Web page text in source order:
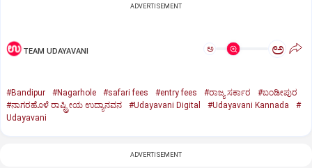
ADVERTISEMENT
TEAM UDAYAVANI ಅ ಅ
#Bandipur #Nagarhole #safari fees #entry fees #ರಾಜ್ಯ ಸರ್ಕಾರ
#ಬಂಡೀಪುರ
#ನಾಗರಹೊಳೆ ರಾಷ್ಟ್ರೀಯ ಉದ್ಯಾನವನ
#Udayavani Digital #Udayavani Kannada
#
Udayavani
ADVERTISEMENT